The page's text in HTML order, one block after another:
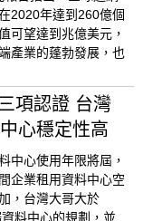
2020年達到260億個
可望達到兆億美元，
產業的蓬勃發展，也
項認證 台灣
心穩定性高
中心使用年限將屆，
企業租用資料中心空
，台灣大哥大於
料中心的規劃，並